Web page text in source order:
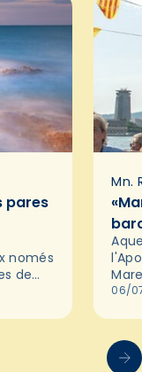
pares
només
de
Mn.
ser
06/